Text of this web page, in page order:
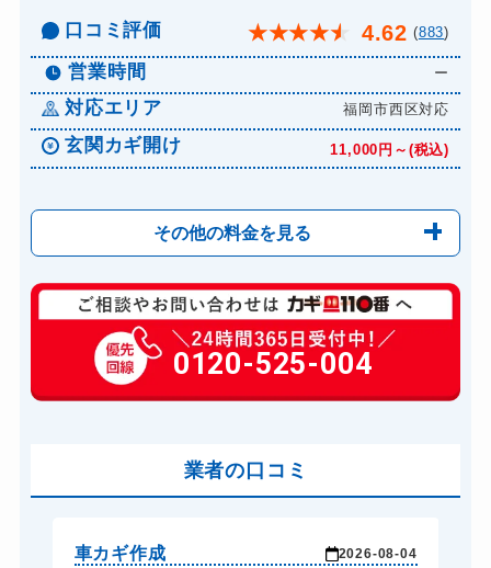
口コミ評価 ★★★★★ 4.62 (883)
営業時間 ー
対応エリア 福岡市西区対応
玄関カギ開け 11,000円～(税込)
その他の料金を見る
玄関カギ修理 6,600円～(税込)
玄関カギ作成 14,300円～(税込)
玄関カギ交換 14,300円～(税込)
バイクカギ開け
スーツケースカギ開け 8,800円～(税込)
0120-525-004
業者の口コミ
車カギ作成 2026-08-04